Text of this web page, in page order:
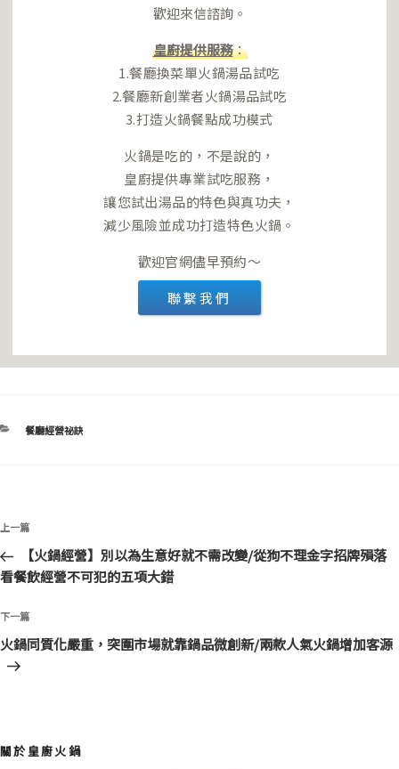
歡迎來信諮詢。
皇廚提供服務：
1.餐廳換菜單火鍋湯品試吃
2.餐廳新創業者火鍋湯品試吃
3.打造火鍋餐點成功模式
火鍋是吃的，不是說的，
皇廚提供專業試吃服務，
讓您試出湯品的特色與真功夫，
減少風險並成功打造特色火鍋。
歡迎官網儘早預約～
聯繫我們
分
餐廳經營祕訣
文
導
覽
上
一
篇
章
上一篇
【火鍋經營】別以為生意好就不需改變/從狗不理金字招牌殞落
看餐飲經營不可犯的五項大錯
下
一
下一篇
火鍋同質化嚴重，突圍市場就靠鍋品微創新/兩款人氣火鍋增加客源
關於皇廚火鍋